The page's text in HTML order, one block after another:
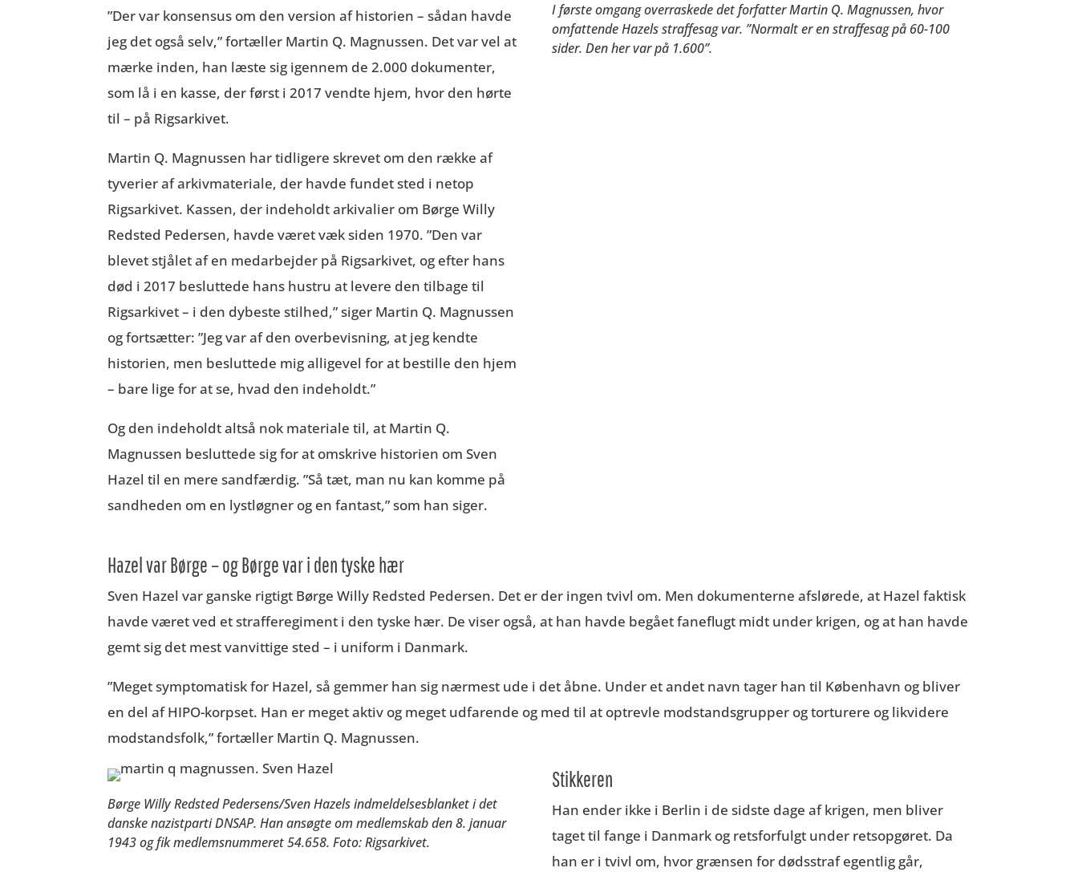
”Der var konsensus om den version af historien – sådan havde
jeg det også selv,” fortæller Martin Q. Magnussen. Det var vel at
mærke inden, han læste sig igennem de 2.000 dokumenter,
som lå i en kasse, der først i 2017 vendte hjem, hvor den hørte
til – på Rigsarkivet.
Martin Q. Magnussen har tidligere skrevet om den række af
tyverier af arkivmateriale, der havde fundet sted i netop
Rigsarkivet. Kassen, der indeholdt arkivalier om Børge Willy
Redsted Pedersen, havde været væk siden 1970. ”Den var
blevet stjålet af en medarbejder på Rigsarkivet, og efter hans
død i 2017 besluttede hans hustru at levere den tilbage til
Rigsarkivet – i den dybeste stilhed,” siger Martin Q. Magnussen
og fortsætter: ”Jeg var af den overbevisning, at jeg kendte
historien, men besluttede mig alligevel for at bestille den hjem
– bare lige for at se, hvad den indeholdt.”
Og den indeholdt altså nok materiale til, at Martin Q.
Magnussen besluttede sig for at omskrive historien om Sven
Hazel til en mere sandfærdig. ”Så tæt, man nu kan komme på
sandheden om en lystløgner og en fantast,” som han siger.
I første omgang overraskede det forfatter Martin Q. Magnussen, hvor
omfattende Hazels straffesag var. ”Normalt er en straffesag på 60-100
sider. Den her var på 1.600”.
Hazel var Børge – og Børge var i den tyske hær
Sven Hazel var ganske rigtigt Børge Willy Redsted Pedersen. Det er der ingen tvivl om. Men dokumenterne afslørede, at Hazel faktisk
havde været ved et strafferegiment i den tyske hær. De viser også, at han havde begået faneflugt midt under krigen, og at han havde
gemt sig det mest vanvittige sted – i uniform i Danmark.
”Meget symptomatisk for Hazel, så gemmer han sig nærmest ude i det åbne. Under et andet navn tager han til København og bliver
en del af HIPO-korpset. Han er meget aktiv og meget udfarende og med til at optrevle modstandsgrupper og torturere og likvidere
modstandsfolk,” fortæller Martin Q. Magnussen.
Børge Willy Redsted Pedersens/Sven Hazels indmeldelsesblanket i det
danske nazistparti DNSAP. Han ansøgte om medlemskab den 8. januar
1943 og fik medlemsnummeret 54.658. Foto: Rigsarkivet.
Stikkeren
Han ender ikke i Berlin i de sidste dage af krigen, men bliver
taget til fange i Danmark og retsforfulgt under retsopgøret. Da
han er i tvivl om, hvor grænsen for dødsstraf egentlig går,